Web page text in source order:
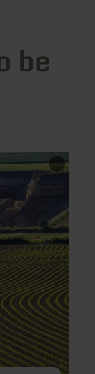
be
Lino:
Pasta
Vino